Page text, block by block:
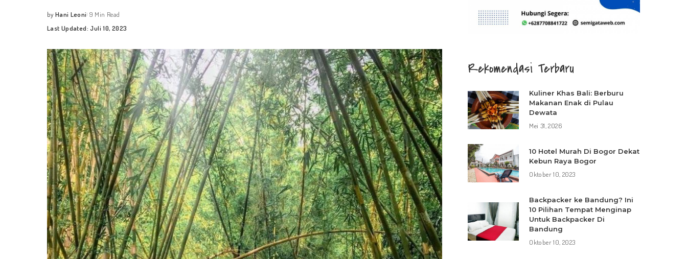
Posted
by
by Hani Leoni 9 Min Read
Last Updated: Juli 10, 2023
Rekomendasi Terbaru
Kuliner Khas Bali: Berburu
Makanan Enak di Pulau
Dewata
Mei 31, 2026
10 Hotel Murah Di Bogor Dekat
Kebun Raya Bogor
Oktober 10, 2023
Backpacker ke Bandung? Ini
10 Pilihan Tempat Menginap
Untuk Backpacker Di
Bandung
Oktober 10, 2023